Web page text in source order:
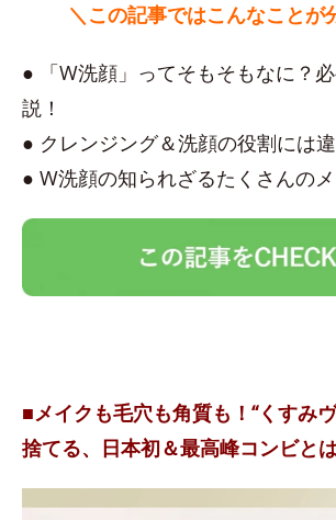
＼この記事ではこんなことが
● 「W洗顔」ってそもそもなに？
説！
● クレンジング＆洗顔の役割には
● W洗顔の知られざるたくさんのメ
■メイクも毛穴も角質も！“くすみ
捨てる、日本初＆最高峰コンビと